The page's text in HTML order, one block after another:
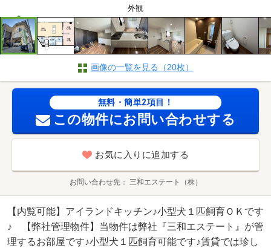
外観
画像の一覧を見る（20枚）
無料・簡単2項目！
この物件にお問い合わせする
お気に入りに追加する
お問い合わせ先 三和エステート（株）
【内覧可能】アイランドキッチン♪小型犬１匹飼育ＯＫです
♪ 【弊社管理物件】当物件は弊社『三和エステート』が管
理するお部屋です♪小型犬１匹飼育可能です♪賃貸では珍し